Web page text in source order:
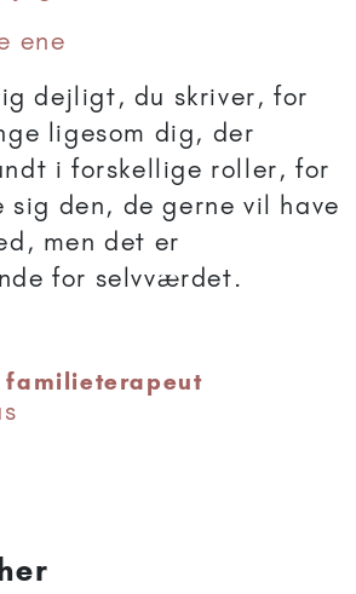
ene
dejligt, du skriver, for
ligesom dig, der
i forskellige roller, for
sig den, de gerne vil have
men det er
for selvværdet.
familieterapeut